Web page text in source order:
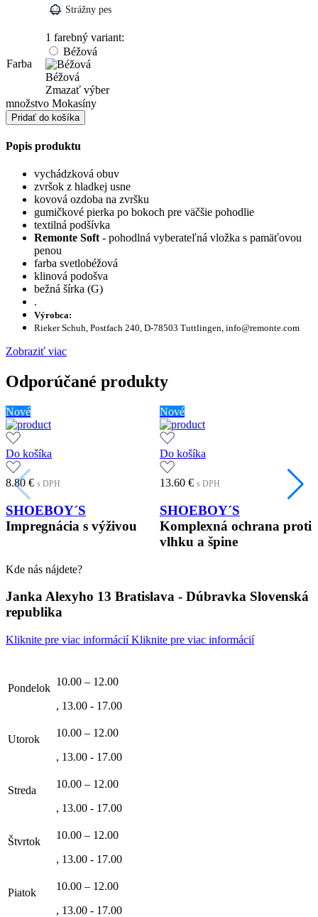
Strážny pes
Farba
1 farebný variant:
Béžová
Béžová
Zmazať výber
množstvo Mokasíny
Pridať do košíka
Popis produktu
vychádzková obuv
zvršok z hladkej usne
kovová ozdoba na zvršku
gumičkové pierka po bokoch pre väčšie pohodlie
textilná podšívka
Remonte Soft - pohodlná vyberateľná vložka s pamäťovou
penou
farba svetlobéžová
klinová podošva
bežná šírka (G)
.
Výrobca:
Rieker Schuh, Postfach 240, D-78503 Tuttlingen, info@remonte.com
Zobraziť viac
Odporúčané produkty
Nové
Do košíka
8.80 € s DPH
SHOEBOY´S
Impregnácia s výživou
Nové
Do košíka
13.60€ s DPH
SHOEBOY´S
Komplexná ochrana proti
vlhku a špine
Kde nás nájdete?
Janka Alexyho 13 Bratislava - Dúbravka Slovenská
republika
Kliknite pre viac informáciíKliknite pre viac informácií
Pondelok
10.00 – 12.00
, 13.00 - 17.00
Utorok
10.00 – 12.00
, 13.00 - 17.00
Streda
10.00 – 12.00
, 13.00 - 17.00
Štvrtok
10.00 – 12.00
, 13.00 - 17.00
Piatok
10.00 – 12.00
, 13.00 - 17.00